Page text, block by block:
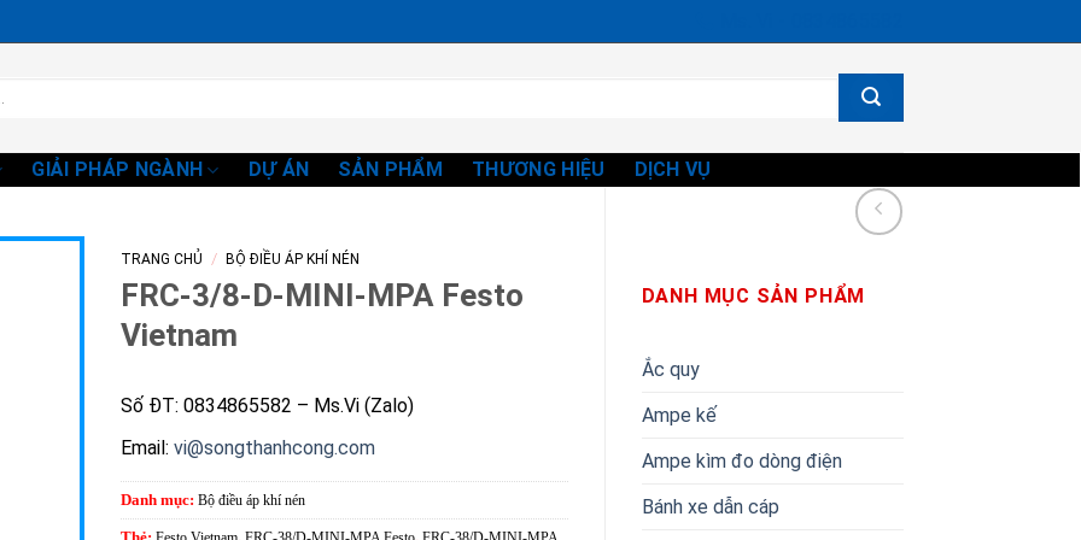
GIẢI PHÁP NGÀNH DỰ ÁN SẢN PHẨM THƯƠNG HIỆU DỊCH VỤ
DANH MỤC SẢN PHẨM
Ắc quy
Ampe kế
Ampe kìm đo dòng điện
Bánh xe dẫn cáp
TRANG CHỦ / BỘ ĐIỀU ÁP KHÍ NÉN
FRC-3/8-D-MINI-MPA Festo
Vietnam
Số ĐT: 0834865582 – Ms.Vi (Zalo)
Email: vi@songthanhcong.com
Danh mục: Bộ điều áp khí nén